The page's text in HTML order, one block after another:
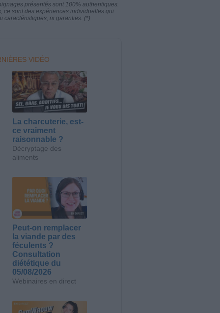
présentés sont 100% authentiques.
ce sont des expériences individuelles qui
caractéristiques, ni garanties. (*)
VIDÉO
La charcuterie, est-
ce vraiment
raisonnable ?
Décryptage des
aliments
Peut-on remplacer
la viande par des
féculents ?
Consultation
diététique du
05/08/2026
Webinaires en direct